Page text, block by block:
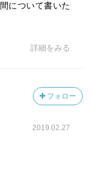
について書いた
詳細をみる
フォロー
2019.02.27